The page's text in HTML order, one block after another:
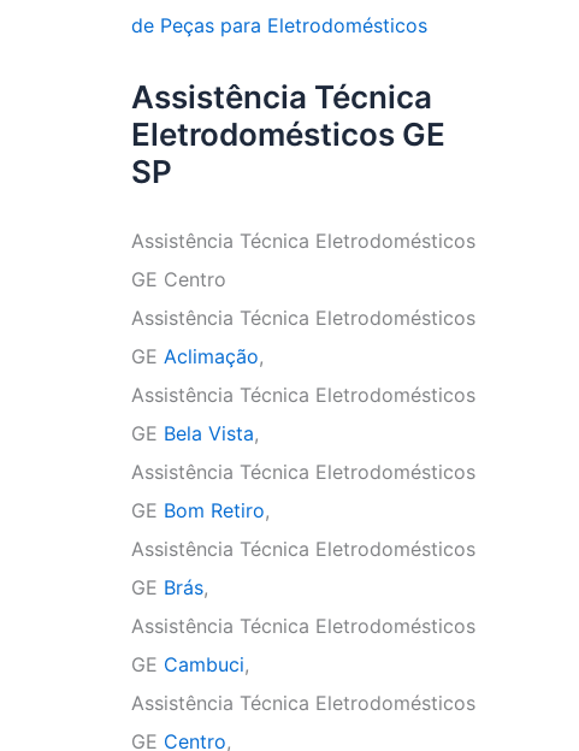
de Peças para Eletrodomésticos
Assistência Técnica
Eletrodomésticos GE
SP
Assistência Técnica Eletrodomésticos
GE Centro
Assistência Técnica Eletrodomésticos
GE Aclimação,
Assistência Técnica Eletrodomésticos
GE Bela Vista,
Assistência Técnica Eletrodomésticos
GE Bom Retiro,
Assistência Técnica Eletrodomésticos
GE Brás,
Assistência Técnica Eletrodomésticos
GE Cambuci,
Assistência Técnica Eletrodomésticos
GE Centro,